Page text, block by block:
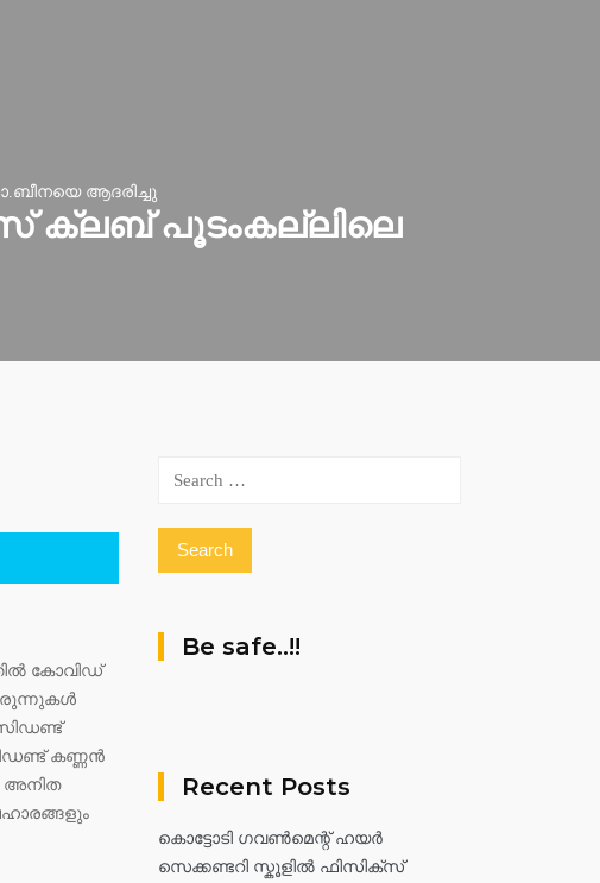
ആദരിച്ചു
ക്ലബ് പൂടംകല്ലിലെ
കോവിഡ്
കണ്ണൻ
അനിത
Be safe..!!
Recent Posts
കൊട്ടോടി ഗവൺമെന്റ് ഹയർ
സെക്കണ്ടറി സ്കൂളിൽ ഫിസിക്സ്